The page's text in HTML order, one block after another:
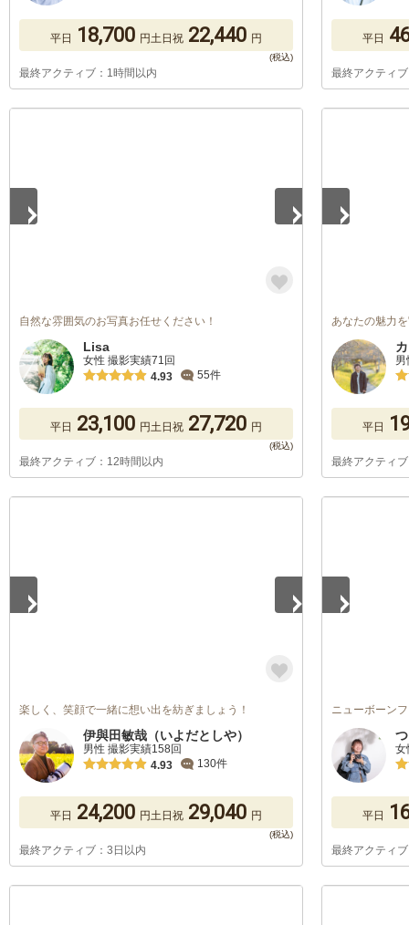
平日 18,700 円土日祝 22,440 円
最終アクティブ：1時間以内
平日
最終アクティ
自然な雰囲気のお写真お任せください！
Lisa
女性 撮影実績71回
4.93
55件
平日 23,100 円土日祝 27,720 円
最終アクティブ：12時間以内
あなたの魅力
平日
最終アクティ
楽しく、笑顔で一緒に想い出を紡ぎましょう！
伊與田敏哉（いよだとしや）
男性 撮影実績158回
4.93
130件
平日 24,200 円土日祝 29,040 円
最終アクティブ：3日以内
ニューボーン
女
平日
最終アクティ